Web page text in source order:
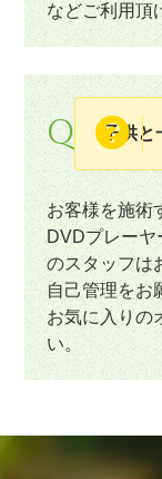
などご利用頂
Q 子供と
お客様を施術
DVDプレー
のスタッフは
自己管理をお
お気に入りの
い。